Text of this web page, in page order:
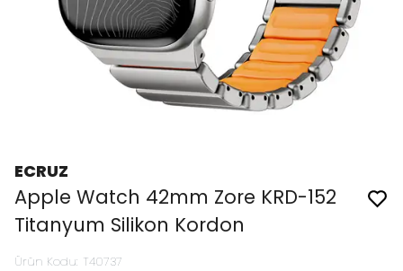
ECRUZ
Apple Watch 42mm Zore KRD-152
Titanyum Silikon Kordon
Ürün Kodu: T40737